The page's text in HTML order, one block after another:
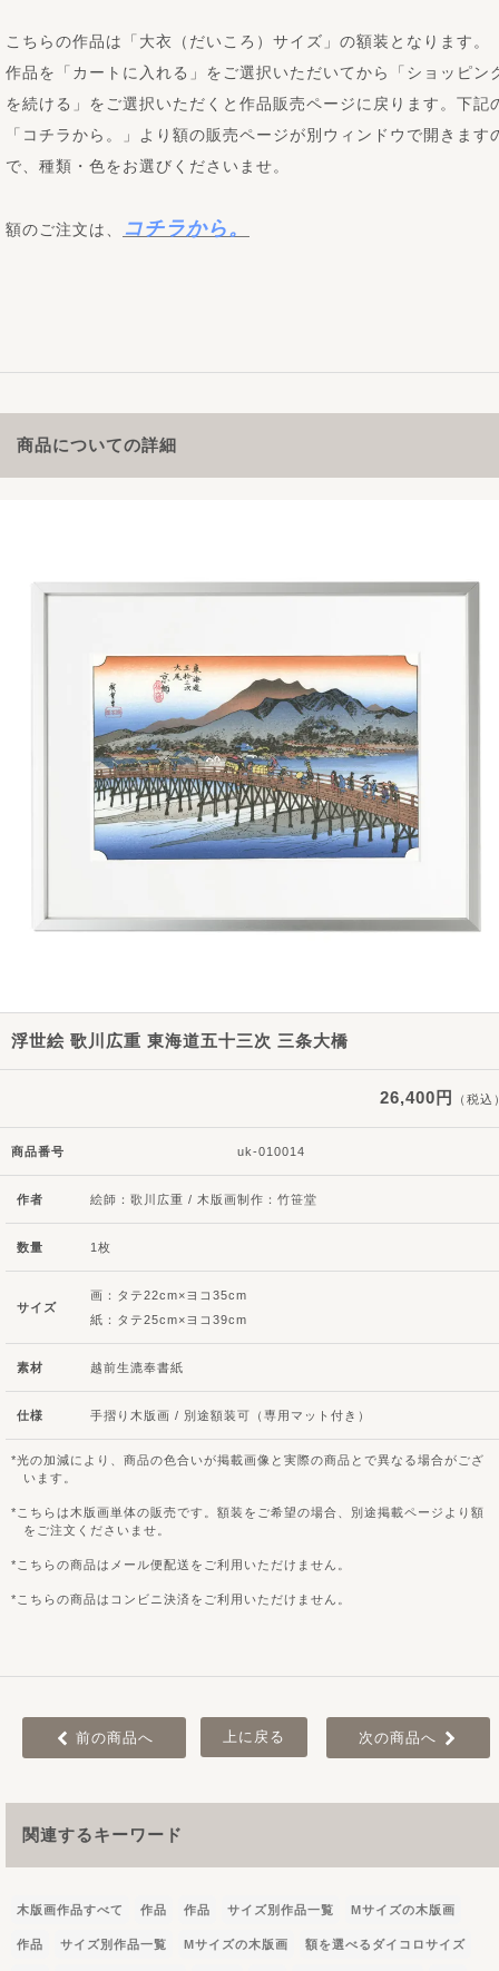
こちらの作品は「大衣（だいころ）サイズ」の額装となります。
作品を「カートに入れる」をご選択いただいてから「ショッピン
を続ける」をご選択いただくと作品販売ページに戻ります。下記
「コチラから。」より額の販売ページが別ウィンドウで開きます
で、種類・色をお選びくださいませ。
額のご注文は、 コチラから。
作者 絵師：歌川広重 / 木版画制作：竹笹堂
数量 1枚
サイズ
画：タテ22cm×ヨコ35cm
紙：タテ25cm×ヨコ39cm
素材 越前生漉奉書紙
仕様 手摺り木版画 / 別途額装可（専用マット付き）
光の加減により、商品の色合いが掲載画像と実際の商品とで異なる場合がござ
います。
こちらは木版画単体の販売です。額装をご希望の場合、別途掲載ページより額
をご注文くださいませ。
こちらの商品はメール便配送をご利用いただけません。
こちらの商品はコンビニ決済をご利用いただけません。
商品についての詳細
浮世絵 歌川広重 東海道五十三次 三条大橋
26,400円 （税込
商品番号 uk-010014
前の商品へ 上に戻る 次の商品へ
関連するキーワード
木版画作品すべて 作品 作品 サイズ別作品一覧 Mサイズの木版画
作品 サイズ別作品一覧 Mサイズの木版画 額を選べるダイコロサイズ